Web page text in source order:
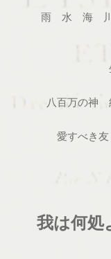
雨 水 海
八百万の
愛すべき
我は何処